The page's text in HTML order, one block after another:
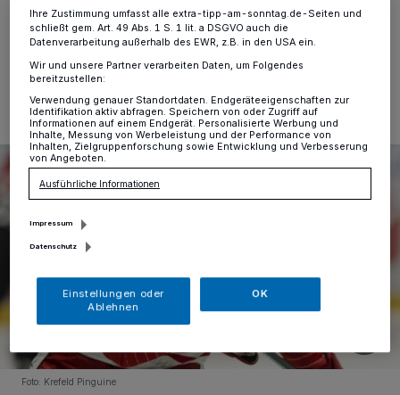
03.05.2023 , 13:10 Uhr 2 Minuten Lesezeit
Foto: Krefeld Pinguine
Ihre Zustimmung umfasst alle extra-tipp-am-sonntag.de-Seiten und
schließt gem. Art. 49 Abs. 1 S. 1 lit. a DSGVO auch die
Datenverarbeitung außerhalb des EWR, z.B. in den USA ein.
Wir und unsere Partner verarbeiten Daten, um Folgendes
bereitzustellen:
Verwendung genauer Standortdaten. Endgeräteeigenschaften zur
Identifikation aktiv abfragen. Speichern von oder Zugriff auf
Informationen auf einem Endgerät. Personalisierte Werbung und
Inhalte, Messung von Werbeleistung und der Performance von
Inhalten, Zielgruppenforschung sowie Entwicklung und Verbesserung
von Angeboten.
Ausführliche Informationen
Impressum
Datenschutz
Einstellungen oder
Ablehnen
OK